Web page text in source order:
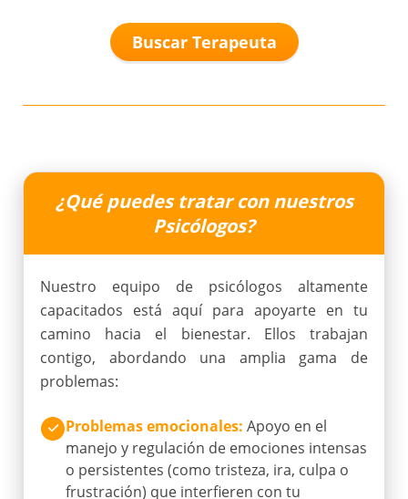
Buscar Terapeuta
¿Qué puedes tratar con nuestros
Psicólogos?
Nuestro equipo de psicólogos altamente
capacitados está aquí para apoyarte en tu
camino hacia el bienestar. Ellos trabajan
contigo, abordando una amplia gama de
problemas:
Problemas emocionales: Apoyo en el
manejo y regulación de emociones intensas
o persistentes (como tristeza, ira, culpa o
frustración) que interfieren con tu